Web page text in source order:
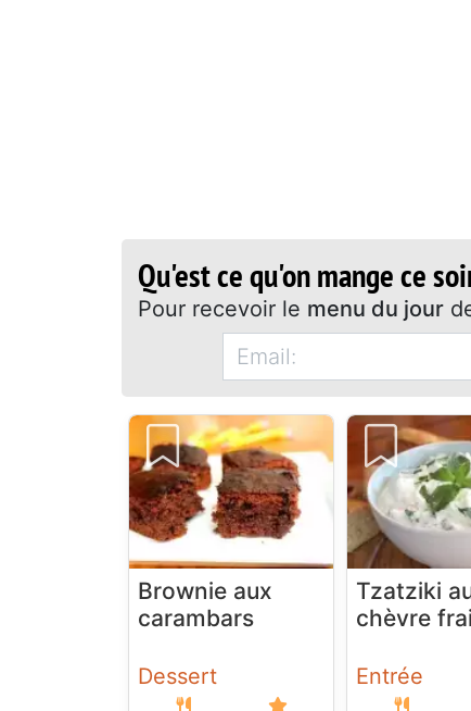
Qu'est ce qu'on mange ce
Pour recevoir le menu du jour
Brownie aux
carambars
Dessert
Tzatziki
chèvre
Entrée